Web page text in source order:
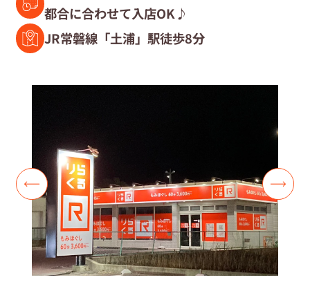
復職セラピスト募集
よくあるご質問
都合に合わせて入店OK♪
JR常磐線「土浦」駅徒歩8分